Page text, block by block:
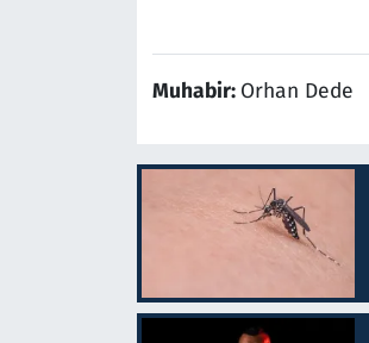
Muhabir: Orhan Dede